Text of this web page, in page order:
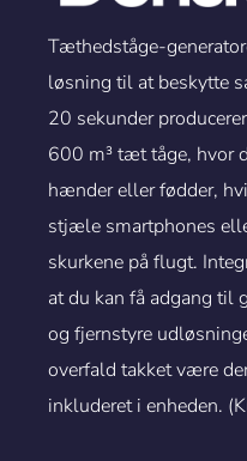
Tæthedståge-
løsning til at beskytte
20 sekunder
600 m³ tæt tåge, hvor
hænder eller fødder,
stjæle smartphones
skurkene på flugt.
at du kan få adgang til
og fjernstyre
overfald takket være
inkluderet i enheden.